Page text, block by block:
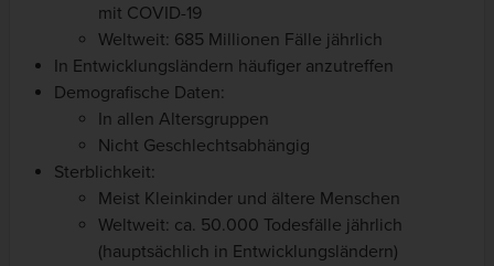
mit COVID-19
Weltweit: 685 Millionen Fälle jährlich
In Entwicklungsländern häufiger anzutreffen
Demografische Daten:
In allen Altersgruppen
Nicht Geschlechtsabhängig
Sterblichkeit:
Meist Kleinkinder und ältere Menschen
Weltweit: ca. 50.000 Todesfälle jährlich
(hauptsächlich in Entwicklungsländern)